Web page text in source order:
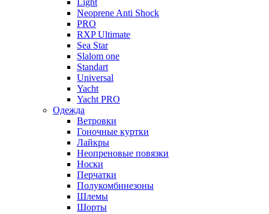
Light
Neoprene Anti Shock
PRO
RXP Ultimate
Sea Star
Slalom one
Standart
Universal
Yacht
Yacht PRO
Одежда
Ветровки
Гоночные куртки
Лайкры
Неопреновые повязки
Носки
Перчатки
Полукомбинезоны
Шлемы
Шорты